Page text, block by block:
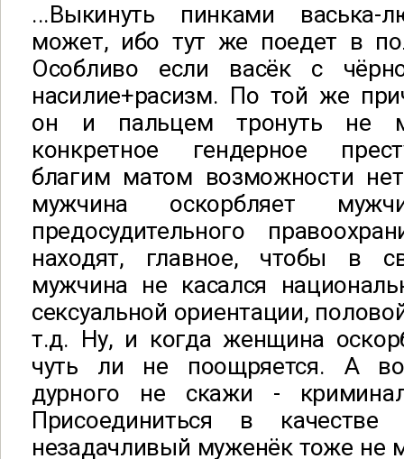
...Выкинуть пинками
может, ибо тут же поедет в
Особливо если васёк с
насилие+расизм. По той же
он и пальцем тронуть не
конкретное гендерное
благим матом возможности
мужчина оскорбляет
предосудительного
находят, главное, чтобы в
мужчина не касался
сексуальной ориентации,
т.д. Ну, и когда женщина
чуть ли не поощряется. А
дурного не скажи -
Присоединиться в качестве
незадачливый муженёк тоже не